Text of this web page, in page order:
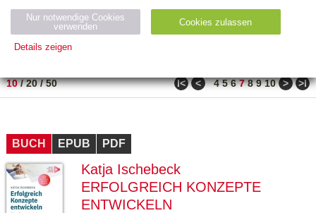
Neuerscheinung
Bestseller
PREIS
10/20/50 ǀ< < 4 5 6 7 8 9 10 > >ǀ
BUCH EPUB PDF
Katja Ischebeck
ERFOLGREICH KONZEPTE
ENTWICKELN
Nur notwendige Cookies
verwenden
Cookies zulassen
Details zeigen
Name Zweck
Ty
ESSION
_ID
verlag.
de
Session verwendet
GV_CO
OKIES
gabal-
Speichert den Zustimmungsstatus des
Benutzers für Cookies auf der aktuellen
Domäne.